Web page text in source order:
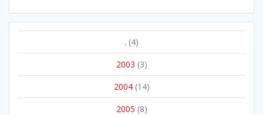
. (4)
2003 (3)
2004(14)
2005 (8)